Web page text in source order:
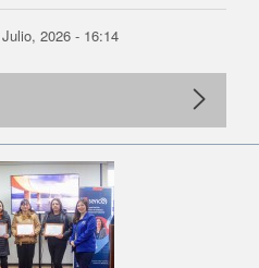
2026 - 16:14